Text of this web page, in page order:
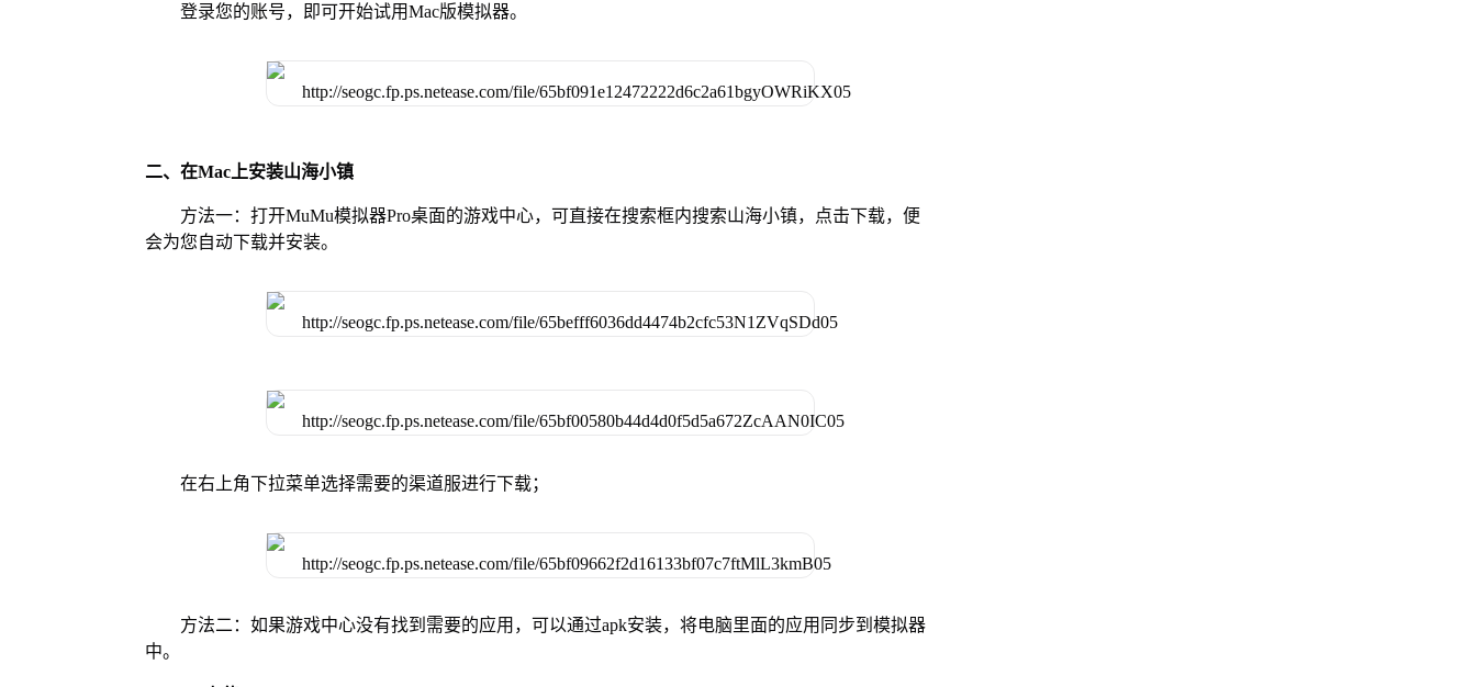
登录您的账号，即可开始试用Mac版模拟器。
二、在Mac上安装山海小镇
方法一：打开MuMu模拟器Pro桌面的游戏中心，可直接在搜索框内搜索山海小镇，点击下载，便
会为您自动下载并安装。
在右上角下拉菜单选择需要的渠道服进行下载；
方法二：如果游戏中心没有找到需要的应用，可以通过apk安装，将电脑里面的应用同步到模拟器
中。